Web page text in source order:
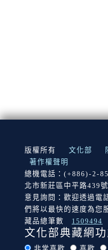
:::
版權所有 文化部
著作權聲明
總機電話：(+886)-2-
北市新莊區中平路439
意見詢問：歡迎透過電
們將以最快的速度為您
藏品總筆數
1509494
文化部典藏網
非常喜歡 喜歡